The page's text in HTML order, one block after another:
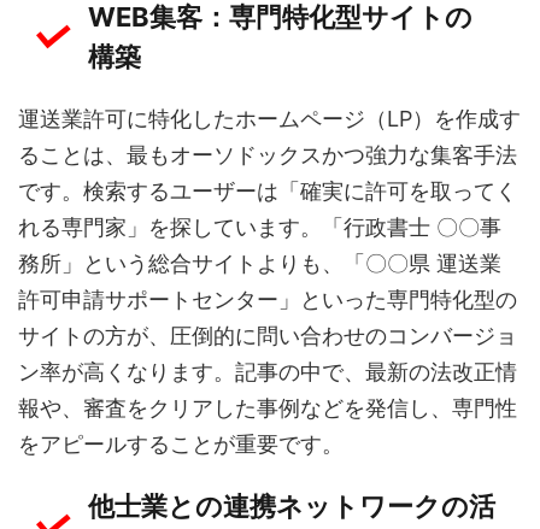
WEB集客：専門特化型サイトの
構築
運送業許可に特化したホームページ（LP）を作成す
ることは、最もオーソドックスかつ強力な集客手法
です。検索するユーザーは「確実に許可を取ってく
れる専門家」を探しています。「行政書士 〇〇事
務所」という総合サイトよりも、「〇〇県 運送業
許可申請サポートセンター」といった専門特化型の
サイトの方が、圧倒的に問い合わせのコンバージョ
ン率が高くなります。記事の中で、最新の法改正情
報や、審査をクリアした事例などを発信し、専門性
をアピールすることが重要です。
他士業との連携ネットワークの活